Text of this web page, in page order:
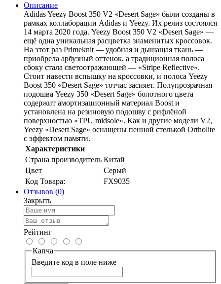
Описание
Adidas Yeezy Boost 350 V2 «Desert Sage» были созданы в
рамках коллаборации Adidas и Yeezy. Их релиз состоялся
14 марта 2020 года. Yeezy Boost 350 V2 «Desert Sage» —
ещё одна уникальная расцветка знаменитых кроссовок.
На этот раз Primeknit — удобная и дышащая ткань —
приобрела арбузный оттенок, а традиционная полоса
сбоку стала светоотражающей — «Stripe Reflective».
Стоит навести вспышку на кроссовки, и полоса Yeezy
Boost 350 «Desert Sage» тотчас засияет. Полупрозрачная
подошва Yeezy 350 «Desert Sage» болотного цвета
содержит амортизационный материал Boost и
установлена на резиновую подошву с рифлёной
поверхностью «TPU midsole». Как и другие модели V2,
Yeezy «Desert Sage» оснащены пенной стелькой Ortholite
с эффектом памяти.
Характеристики
Страна производитель Китай
Цвет
Серый
Код Товара:
FX9035
Отзывов (0)
Закрыть
Рейтинг
Капча
Введите код в поле ниже